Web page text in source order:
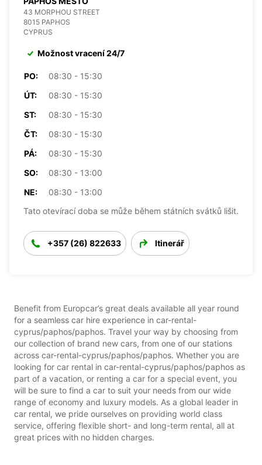
43 MORPHOU STREET
8015 PAPHOS
CYPRUS
Možnost vracení 24/7
PO:
08:30 - 15:30
ÚT:
08:30 - 15:30
ST:
08:30 - 15:30
ČT:
08:30 - 15:30
PÁ:
08:30 - 15:30
SO:
08:30 - 13:00
NE:
08:30 - 13:00
Tato otevírací doba se může během státních svátků lišit.
+357 (26) 822633 Itinerář
Benefit from Europcar’s great deals available all year round
for a seamless car hire experience in car-rental-
cyprus/paphos/paphos. Travel your way by choosing from
our collection of brand new cars, from one of our stations
across car-rental-cyprus/paphos/paphos. Whether you are
looking for car rental in car-rental-cyprus/paphos/paphos as
part of a vacation, or renting a car for a special event, you
will be sure to find a car to suit your needs from our wide
range of economy and luxury models. As a global leader in
car rental, we pride ourselves on providing world class
service, offering flexible short- and long-term rental, all at
great prices with no hidden charges.